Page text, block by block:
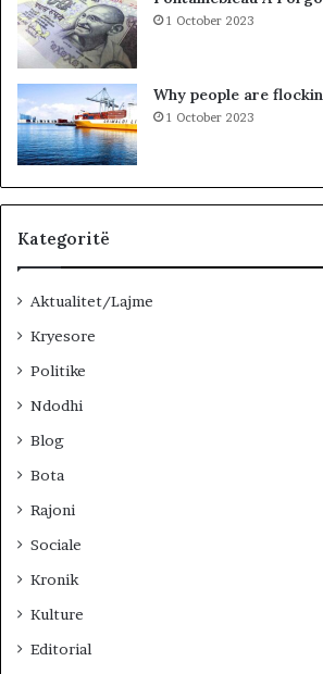
m
i
n
!
1 October 2023
Why people are
1 October 2023
Kategoritë
Aktualitet/Lajme
Kryesore
Politike
Ndodhi
Blog
Bota
Rajoni
Sociale
Kronik
Kulture
Editorial